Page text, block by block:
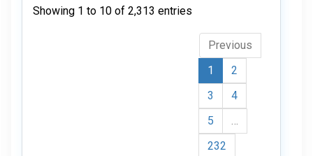
Showing 1 to 10 of 2,313 entries
Previous
1
2
3
4
5
…
232